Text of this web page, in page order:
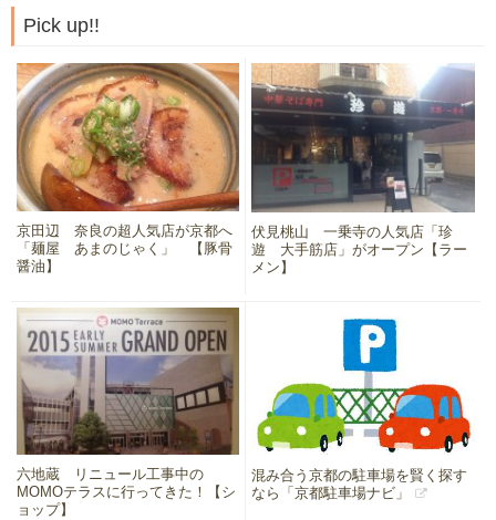
Pick up!!
京田辺 奈良の超人気店が京都へ
「麺屋 あまのじゃく」 【豚骨
醤油】
伏見桃山 一乗寺の人気店「珍
遊 大手筋店」がオープン【ラー
メン】
六地蔵 リニュール工事中の
MOMOテラスに行ってきた！【シ
ョップ】
混み合う京都の駐車場を賢く探す
なら「京都駐車場ナビ」